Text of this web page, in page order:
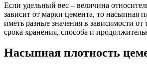
Если удельный вес – величина
зависит от марки цемента, то насыпная
иметь разные значения в зависимости от
срока хранения, способа и
Насыпная плотность